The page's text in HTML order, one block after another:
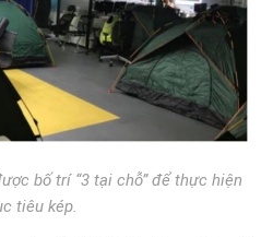
bố trí “3 tại chỗ” để thực hiện
tiêu kép.